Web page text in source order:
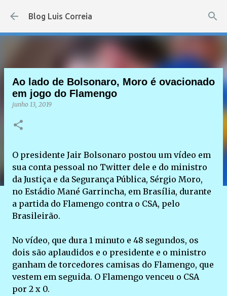
Pular para o conteúdo principal
Blog Luis Correia
Ao lado de Bolsonaro, Moro é ovacionado
em jogo do Flamengo
junho 13, 2019
O presidente Jair Bolsonaro postou um vídeo em
sua conta pessoal no Twitter dele e do ministro
da Justiça e da Segurança Pública, Sérgio Moro,
no Estádio Mané Garrincha, em Brasília, durante
a partida do Flamengo contra o CSA, pelo
Brasileirão.
No vídeo, que dura 1 minuto e 48 segundos, os
dois são aplaudidos e o presidente e o ministro
ganham de torcedores camisas do Flamengo, que
vestem em seguida. O Flamengo venceu o CSA
por 2 x 0.